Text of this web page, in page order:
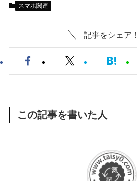
スマホ関連
記事をシェア！
この記事を書いた人